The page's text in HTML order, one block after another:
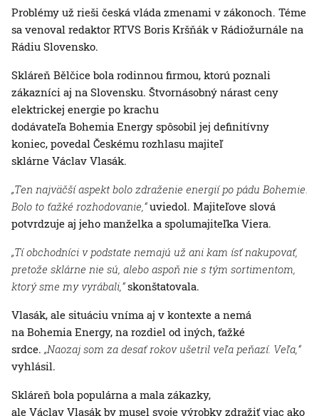
Problémy už rieši česká vláda zmenami v zákonoch. Téme
sa venoval redaktor RTVS Boris Kršňák v Rádiožurnále na
Rádiu Slovensko.
Skláreň Bělčice bola rodinnou firmou, ktorú poznali
zákazníci aj na Slovensku. Štvornásobný nárast ceny
elektrickej energie po krachu
dodávateľa Bohemia Energy spôsobil jej definitívny
koniec, povedal Českému rozhlasu majiteľ
sklárne Václav Vlasák.
„Ten najväčší aspekt bolo zdraženie energií po pádu Bohemie.
Bolo to ťažké rozhodovanie,“uviedol. Majiteľove slová
potvrdzuje aj jeho manželka a spolumajiteľka Viera.
„Tí obchodníci v podstate nemajú už ani kam ísť nakupovať,
pretože sklárne nie sú, alebo aspoň nie s tým sortimentom,
ktorý sme my vyrábali,“skonštatovala.
Vlasák, ale situáciu vníma aj v kontexte a nemá
na Bohemia Energy, na rozdiel od iných, ťažké
srdce. „Naozaj som za desať rokov ušetril veľa peňazí. Veľa,“
vyhlásil.
Skláreň bola populárna a mala zákazky,
ale Václav Vlasák by musel svoje výrobky zdražiť viac ako